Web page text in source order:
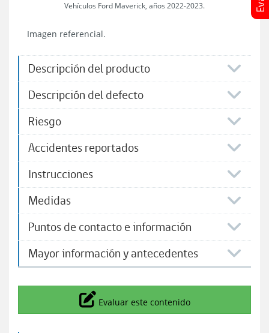
Vehículos Ford Maverick, años 2022-2023.
Imagen referencial.
Descripción del producto
Descripción del defecto
Riesgo
Accidentes reportados
Instrucciones
Medidas
Puntos de contacto e información
Mayor información y antecedentes
Icono
Evaluar este contenido